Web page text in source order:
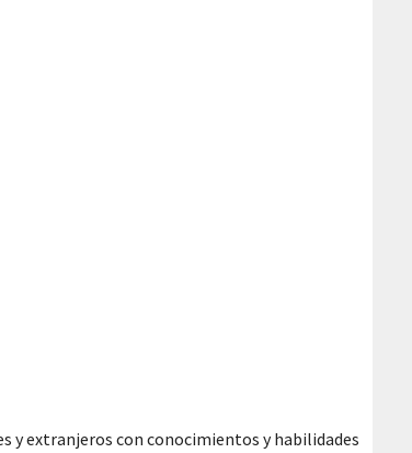
y extranjeros con conocimientos y habilidades